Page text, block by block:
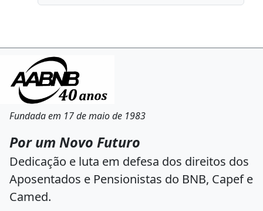
Fundada em 17 de maio de 1983
Por um Novo Futuro
Dedicação e luta em defesa dos direitos dos
Aposentados e Pensionistas do BNB, Capef e
Camed.